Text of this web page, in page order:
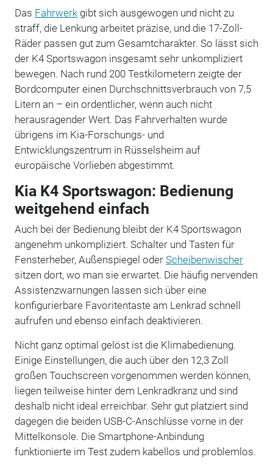
Das Fahrwerkgibt sich ausgewogen und nicht zu
straff, die Lenkung arbeitet präzise, und die 17-Zoll-
Räder passen gut zum Gesamtcharakter. So lässt sich
der K4 Sportswagon insgesamt sehr unkompliziert
bewegen. Nach rund 200 Testkilometern zeigte der
Bordcomputer einen Durchschnittsverbrauch von 7,5
Litern an – ein ordentlicher, wenn auch nicht
herausragender Wert. Das Fahrverhalten wurde
übrigens im Kia-Forschungs- und
Entwicklungszentrum in Rüsselsheim auf
europäische Vorlieben abgestimmt.
Kia K4 Sportswagon: Bedienung
weitgehend einfach
Auch bei der Bedienung bleibt der K4 Sportswagon
angenehm unkompliziert. Schalter und Tasten für
Fensterheber, Außenspiegel oder Scheibenwischer
sitzen dort, wo man sie erwartet. Die häufig nervenden
Assistenzwarnungen lassen sich über eine
konfigurierbare Favoritentaste am Lenkrad schnell
aufrufen und ebenso einfach deaktivieren.
Nicht ganz optimal gelöst ist die Klimabedienung.
Einige Einstellungen, die auch über den 12,3 Zoll
großen Touchscreen vorgenommen werden können,
liegen teilweise hinter dem Lenkradkranz und sind
deshalb nicht ideal erreichbar. Sehr gut platziert sind
dagegen die beiden USB-C-Anschlüsse vorne in der
Mittelkonsole. Die Smartphone-Anbindung
funktionierte im Test zudem kabellos und problemlos.